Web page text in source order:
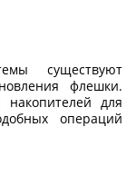
существуют
флешки.
для
операций